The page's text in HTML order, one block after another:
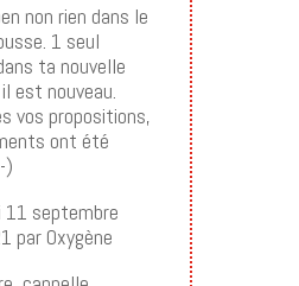
non rien dans le
1 seul
ta nouvelle
est nouveau.
vos propositions,
ont été
11 septembre
par Oxygène